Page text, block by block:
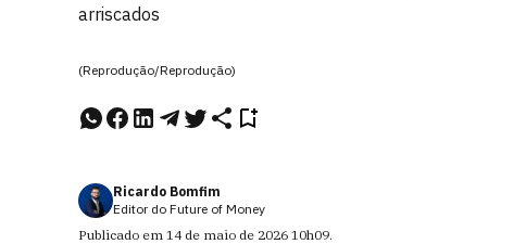
arriscados
(Reprodução/Reprodução)
Ricardo Bomfim
Editor do Future of Money
Publicado em 14 de maio de 2026 10h09.